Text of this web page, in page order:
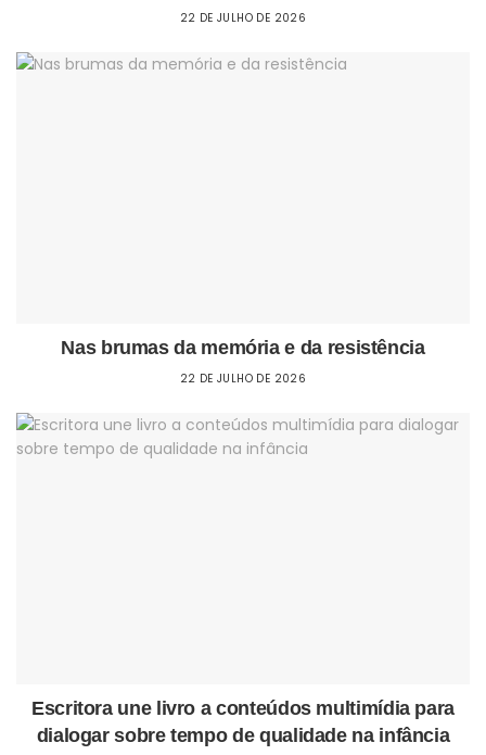
22 DE JULHO DE 2026
Nas brumas da memória e da resistência
22 DE JULHO DE 2026
Escritora une livro a conteúdos multimídia para
dialogar sobre tempo de qualidade na infância